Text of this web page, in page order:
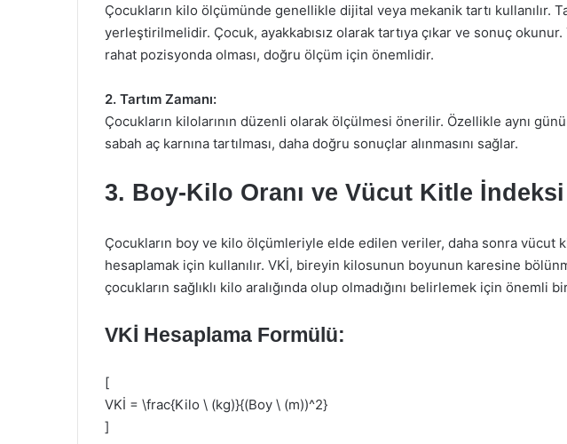
Çocukların kilo ölçümünde genellikle dijital veya mekanik tartı kullanılır.
yerleştirilmelidir. Çocuk, ayakkabısız olarak tartıya çıkar ve sonuç okunur.
rahat pozisyonda olması, doğru ölçüm için önemlidir.
2. Tartım Zamanı:
Çocukların kilolarının düzenli olarak ölçülmesi önerilir. Özellikle aynı
sabah aç karnına tartılması, daha doğru sonuçlar alınmasını sağlar.
3. Boy-Kilo Oranı ve Vücut Kitle
Çocukların boy ve kilo ölçümleriyle elde edilen veriler, daha sonra vücut
hesaplamak için kullanılır. VKİ, bireyin kilosunun boyunun karesine
çocukların sağlıklı kilo aralığında olup olmadığını belirlemek için önemli
VKİ Hesaplama Formülü:
[
VKİ = \frac{Kilo \ (kg)}{(Boy \ (m))^2}
]